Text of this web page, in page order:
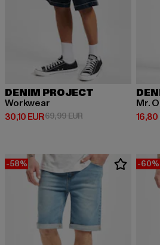
DENIM PROJECT
Workwear
30,10 EUR
Derzeitiger Preis: 30,10 EUR
69,99 EURAktionspreis: 69,99
Mr.
16,80
-58% -60%